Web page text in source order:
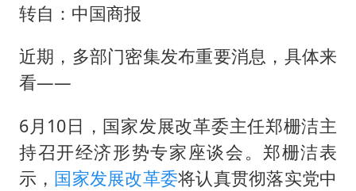
感觉全东北都在等7号
泰国一女公务员妆容引争议 本人回应
女子利用漏洞0元薅走3000多件家电
把党建设得更加坚强有力
转自：中国商报
近期，多部门密集发布重要消息，具体来
看——
6月10日，国家发展改革委主任郑栅洁主
持召开经济形势专家座谈会。郑栅洁表
示， 国家发展改革委将认真贯彻落实党中